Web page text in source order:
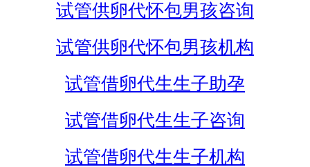
试管供卵代怀包男孩咨询
试管供卵代怀包男孩机构
试管借卵代生生子助孕
试管借卵代生生子咨询
试管借卵代生生子机构